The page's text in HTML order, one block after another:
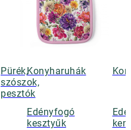
Pürék,
szószok,
pesztók
Konyharuhák
Edényfogó
kesztyűk